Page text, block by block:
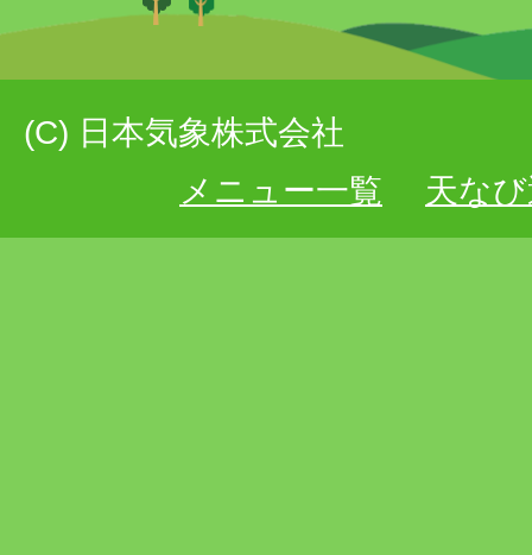
(C) 日本気象株式会社
メニュー一覧
天な